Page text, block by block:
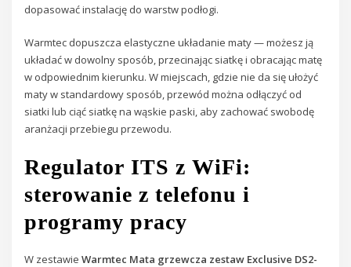
dopasować instalację do warstw podłogi.
Warmtec dopuszcza elastyczne układanie maty — możesz ją
układać w dowolny sposób, przecinając siatkę i obracając matę
w odpowiednim kierunku. W miejscach, gdzie nie da się ułożyć
maty w standardowy sposób, przewód można odłączyć od
siatki lub ciąć siatkę na wąskie paski, aby zachować swobodę
aranżacji przebiegu przewodu.
Regulator ITS z WiFi:
sterowanie z telefonu i
programy pracy
W zestawieWarmtec Mata grzewcza zestaw Exclusive DS2-